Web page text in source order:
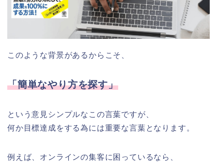
このような背景があるからこそ、
「簡単なやり方を探す」
という意見シンプルなこの言葉ですが、
何か目標達成をする為には重要な言葉となります。
例えば、オンラインの集客に困っているなら、